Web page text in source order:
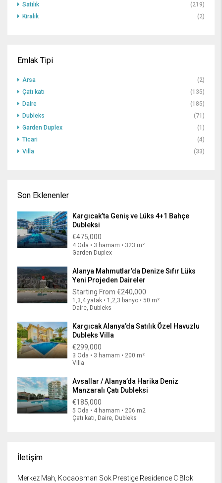
Satılık
(219)
Kiralık
(2)
Emlak Tipi
Arsa
(2)
Çatı katı
(135)
Daire
(185)
Dubleks
(71)
Garden Duplex
(1)
Ticari
(4)
Villa
(33)
Son Eklenenler
Kargıcak’ta Geniş ve Lüks 4+1 Bahçe
Dubleksi
€475,000
4 Oda • 3 hamam • 323 m²
Garden Duplex
Alanya Mahmutlar’da Denize Sıfır Lüks
Yeni Projeden Daireler
Starting From €240,000
1,3,4 yatak • 1,2,3 banyo • 50 m²
Daire, Dubleks
Kargıcak Alanya’da Satılık Özel Havuzlu
Dubleks Villa
€299,000
3 Oda • 3 hamam • 200 m²
Villa
Avsallar / Alanya’da Harika Deniz
Manzaralı Çatı Dubleksi
€185,000
5 Oda • 4 hamam • 206 m2
Çatı katı, Daire, Dubleks
İletişim
Merkez Mah, Kocaosman Sok Prestige Residence C Blok